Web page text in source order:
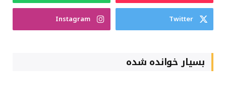
Twitter
Instagram
بسیار خوانده شده